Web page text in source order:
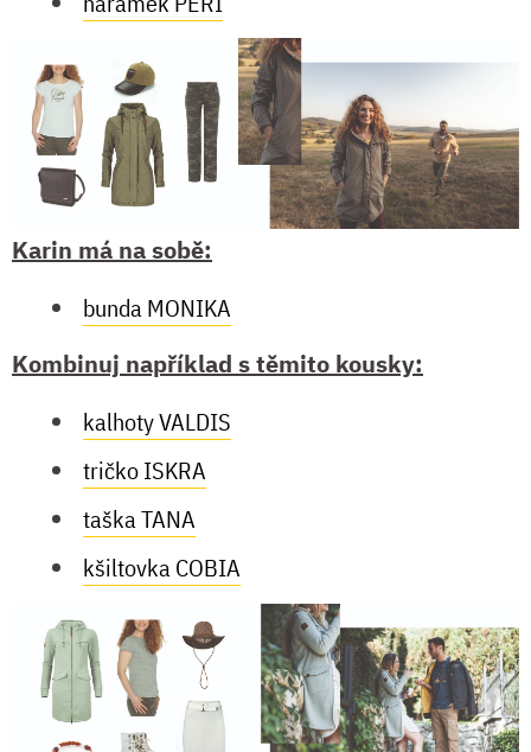
Karin má na sobě:
bunda MONIKA
Kombinuj například s těmito kousky:
kalhoty VALDIS
tričko ISKRA
taška TANA
kšiltovka COBIA